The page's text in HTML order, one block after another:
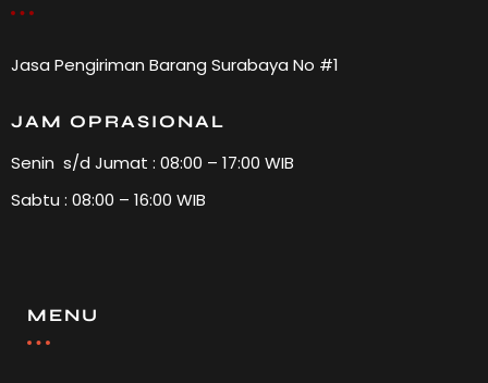
Jasa Pengiriman Barang Surabaya No #1
JAM OPRASIONAL
Senin s/d Jumat : 08:00 – 17:00 WIB
Sabtu : 08:00 – 16:00 WIB
MENU